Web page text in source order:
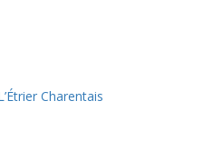
Charentais